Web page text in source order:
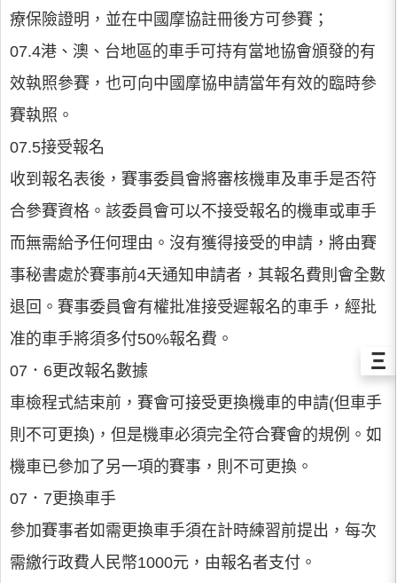
療保險證明，並在中國摩協註冊後方可參賽；
07.4港、澳、台地區的車手可持有當地協會頒發的有
效執照參賽，也可向中國摩協申請當年有效的臨時參
賽執照。
07.5接受報名
收到報名表後，賽事委員會將審核機車及車手是否符
合參賽資格。該委員會可以不接受報名的機車或車手
而無需給予任何理由。沒有獲得接受的申請，將由賽
事秘書處於賽事前4天通知申請者，其報名費則會全數
退回。賽事委員會有權批准接受遲報名的車手，經批
准的車手將須多付50%報名費。
07．6更改報名數據
車檢程式結束前，賽會可接受更換機車的申請(但車手
則不可更換)，但是機車必須完全符合賽會的規例。如
機車已參加了另一項的賽事，則不可更換。
07．7更換車手
參加賽事者如需更換車手須在計時練習前提出，每次
需繳行政費人民幣1000元，由報名者支付。
Ξ